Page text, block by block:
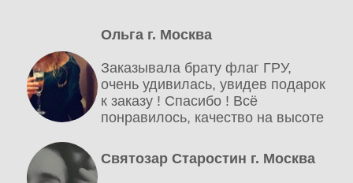
Ольга г. Москва
Заказывала брату флаг ГРУ,
очень удивилась, увидев подарок
к заказу ! Спасибо ! Всё
понравилось, качество на высоте
Святозар Старостин г. Москва